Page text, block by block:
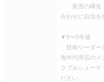
・装置の構造
合わせに自信を
▼3〜5年後
技術リーダー
海外代理店のメ
ラブルシューテ
ださい。